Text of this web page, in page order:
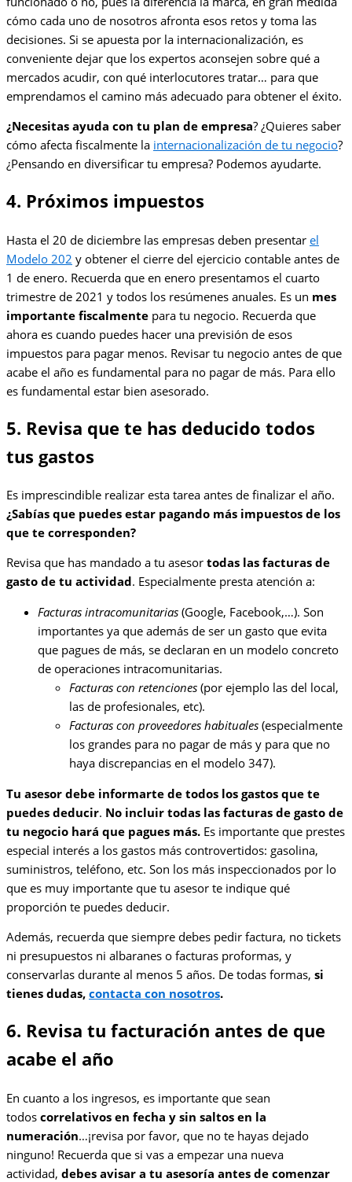
cómo cada uno de nosotros afronta esos retos y toma las
decisiones. Si se apuesta por la internacionalización, es
conveniente dejar que los expertos aconsejen sobre qué a
mercados acudir, con qué interlocutores tratar… para que
emprendamos el camino más adecuado para obtener el éxito.
¿Necesitas ayuda con tu plan de empresa? ¿Quieres saber
cómo afecta fiscalmente la internacionalización de tu negocio?
¿Pensando en diversificar tu empresa? Podemos ayudarte.
4. Próximos impuestos
Hasta el 20 de diciembre las empresas deben presentar el
Modelo 202 y obtener el cierre del ejercicio contable antes de
1 de enero. Recuerda que en enero presentamos el cuarto
trimestre de 2021 y todos los resúmenes anuales. Es un mes
importante fiscalmente para tu negocio. Recuerda que
ahora es cuando puedes hacer una previsión de esos
impuestos para pagar menos. Revisar tu negocio antes de que
acabe el año es fundamental para no pagar de más. Para ello
es fundamental estar bien asesorado.
5. Revisa que te has deducido todos
tus gastos
Es imprescindible realizar esta tarea antes de finalizar el año.
¿Sabías que puedes estar pagando más impuestos de los
que te corresponden?
Revisa que has mandado a tu asesor todas las facturas de
gasto de tu actividad. Especialmente presta atención a:
Facturas intracomunitarias (Google, Facebook,…). Son
importantes ya que además de ser un gasto que evita
que pagues de más, se declaran en un modelo concreto
de operaciones intracomunitarias.
Facturas con retenciones (por ejemplo las del local,
las de profesionales, etc).
Facturas con proveedores habituales (especialmente
los grandes para no pagar de más y para que no
haya discrepancias en el modelo 347).
Tu asesor debe informarte de todos los gastos que te
puedes deducir. No incluir todas las facturas de gasto de
tu negocio hará que pagues más. Es importante que prestes
especial interés a los gastos más controvertidos: gasolina,
suministros, teléfono, etc. Son los más inspeccionados por lo
que es muy importante que tu asesor te indique qué
proporción te puedes deducir.
Además, recuerda que siempre debes pedir factura, no tickets
ni presupuestos ni albaranes o facturas proformas, y
conservarlas durante al menos 5 años. De todas formas, si
tienes dudas, contacta con nosotros.
6. Revisa tu facturación antes de que
acabe el año
En cuanto a los ingresos, es importante que sean
todos correlativos en fecha y sin saltos en la
numeración…¡revisa por favor, que no te hayas dejado
ninguno! Recuerda que si vas a empezar una nueva
actividad, debes avisar a tu asesoría antes de comenzar